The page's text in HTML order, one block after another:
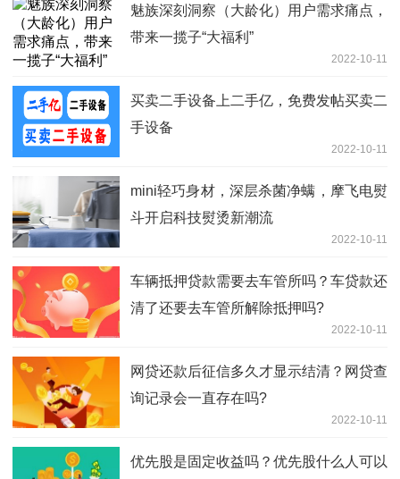
魅族深刻洞察（大龄化）用户需求痛点，
带来一揽子“大福利”
2022-10-11
买卖二手设备上二手亿，免费发帖买卖二
手设备
2022-10-11
mini轻巧身材，深层杀菌净螨，摩飞电熨
斗开启科技熨烫新潮流
2022-10-11
车辆抵押贷款需要去车管所吗？车贷款还
清了还要去车管所解除抵押吗?
2022-10-11
网贷还款后征信多久才显示结清？网贷查
询记录会一直存在吗?
2022-10-11
优先股是固定收益吗？优先股什么人可以